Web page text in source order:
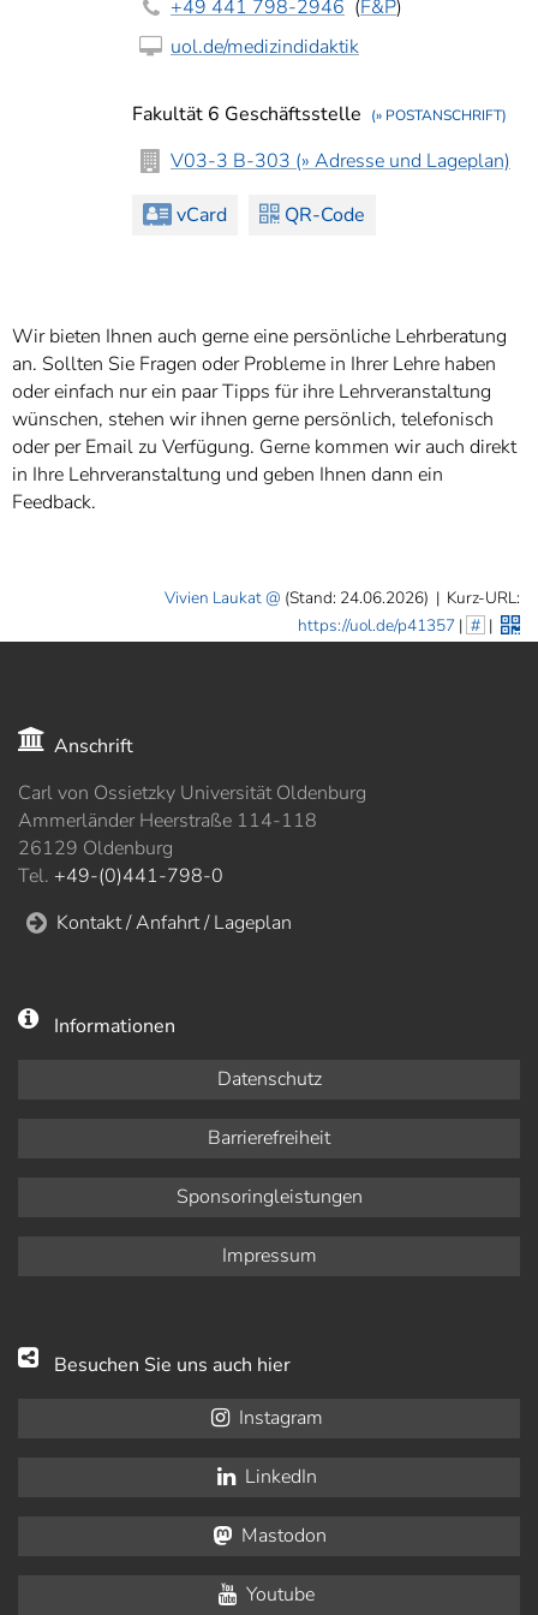
7]
Informationen zur
Barrierefreiheit
+49 441 798-2946 (F&P)
uol.de/medizindidaktik
Fakultät 6 Geschäftsstelle (» POSTANSCHRIFT)
V03-3 B-303 (» Adresse und Lageplan)
vCard QR-Code
Wir bieten Ihnen auch gerne eine persönliche Lehrberatung
an. Sollten Sie Fragen oder Probleme in Ihrer Lehre haben
oder einfach nur ein paar Tipps für ihre Lehrveranstaltung
wünschen, stehen wir ihnen gerne persönlich, telefonisch
oder per Email zu Verfügung. Gerne kommen wir auch direkt
in Ihre Lehrveranstaltung und geben Ihnen dann ein
Feedback.
Vivien Laukat (Stand: 24.06.2026) | Kurz-URL:
https://uol.de/p41357 | # |
Anschrift
Carl von Ossietzky Universität Oldenburg
Ammerländer Heerstraße 114-118
26129 Oldenburg
Tel. +49-(0)441-798-0
Kontakt / Anfahrt / Lageplan
Informationen
Datenschutz
Barrierefreiheit
Sponsoringleistungen
Impressum
Besuchen Sie uns auch hier
Instagram
LinkedIn
Mastodon
Youtube